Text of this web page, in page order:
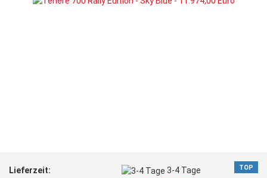
TOP
Lieferzeit: 3-4 Tage